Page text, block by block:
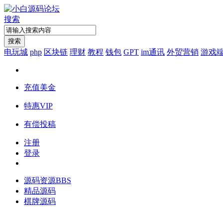
搜索
搜索
电玩城 php 区块链 理财 教程 钱包 GPT im通讯 外贸营销 游戏
充值美金
特惠VIP
有偿投稿
注册
登录
源码资源BBS
精品源码
棋牌源码